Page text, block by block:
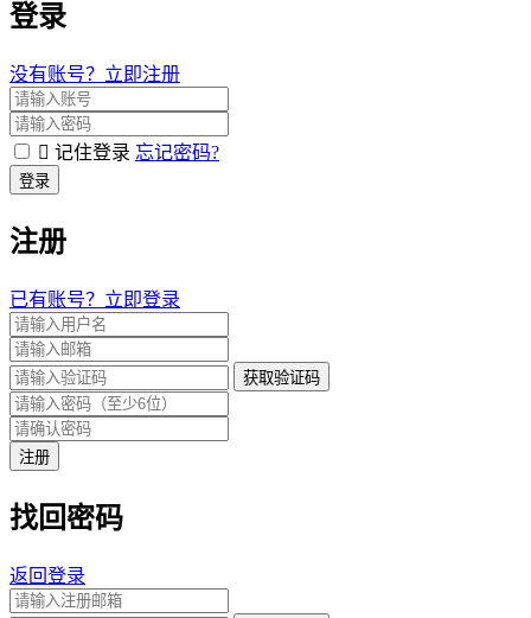
登录
没有账号？立即注册
记住登录 忘记密码?
登录
注册
已有账号？立即登录
获取验证码
注册
找回密码
返回登录